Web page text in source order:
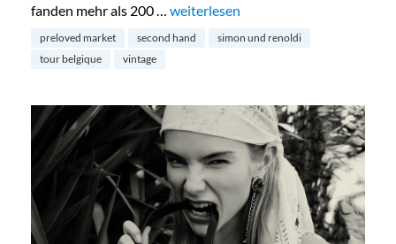
fanden mehr als 200 … „Preloved Market by Simon &
weiterlesen
preloved market second hand
simon und renoldi
tour belgique
vintage